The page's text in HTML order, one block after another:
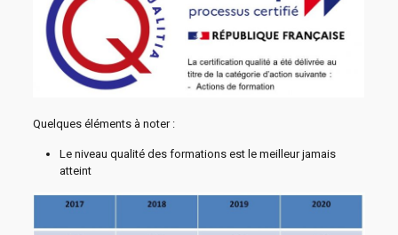
Quelques éléments à noter :
Le niveau qualité des formations est le meilleur jamais
atteint